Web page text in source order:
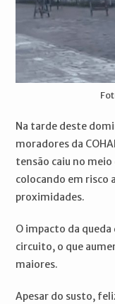
Na tarde deste
moradores da
tensão caiu no meio
colocando em risco
proximidades.
O impacto da
circuito, o que
maiores.
Apesar do susto,